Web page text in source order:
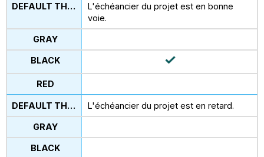
L'échéancier du projet est en bonne
voie.
L'échéancier du projet est en retard.